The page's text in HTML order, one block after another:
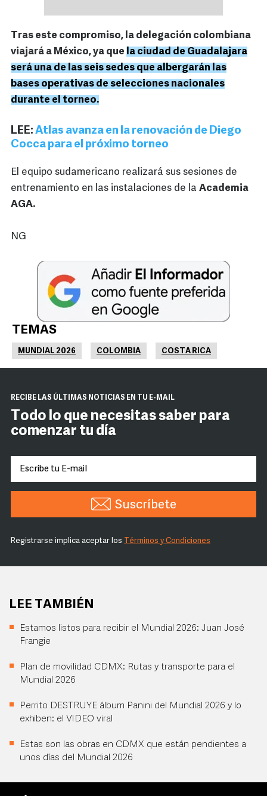
Tras este compromiso, la delegación colombiana
viajará a México, ya que la ciudad de Guadalajara
será una de las seis sedes que albergarán las
bases operativas de selecciones nacionales
durante el torneo.
LEE: Atlas avanza en la renovación de Diego
Cocca para el próximo torneo
El equipo sudamericano realizará sus sesiones de
entrenamiento en las instalaciones de la Academia
AGA.
NG
TEMAS
MUNDIAL 2026 COLOMBIA COSTA RICA
RECIBE LAS ÚLTIMAS NOTICIAS EN TU E-MAIL
Todo lo que necesitas saber para
comenzar tu día
Suscríbete
Registrarse implica aceptar los Términos y Condiciones
LEE TAMBIÉN
Estamos listos para recibir el Mundial 2026: Juan José
Frangie
Plan de movilidad CDMX: Rutas y transporte para el
Mundial 2026
Perrito DESTRUYE álbum Panini del Mundial 2026 y lo
exhiben: el VIDEO viral
Estas son las obras en CDMX que están pendientes a
unos días del Mundial 2026